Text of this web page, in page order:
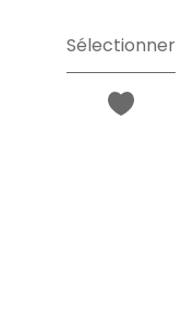
Sélectionner